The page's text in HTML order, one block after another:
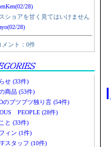
28)
ショアを甘く見てはいけません
28)
メント：0件
せ (33件)
商品 (53件)
のブツブツ独り言 (54件)
PEOPLE (28件)
と (33件)
ィン (1件)
スタッフ (10件)